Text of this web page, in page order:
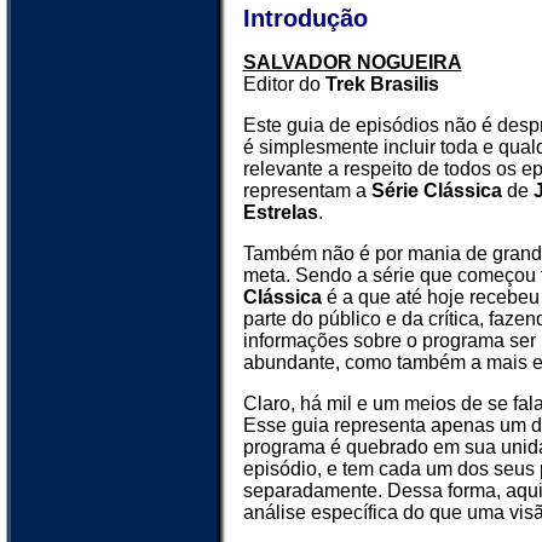
Introdução
SALVADOR NOGUEIRA
Editor doTrek Brasilis
Este guia de episódios não é
é simplesmente incluir toda e
relevante a respeito de todos os
representam a Série Clássicade
Estrelas.
Também não é por mania de
meta. Sendo a série que
Clássicaé a que até hoje
parte do público e da crítica,
informações sobre o programa ser
abundante, como também a mais
Claro, há mil e um meios de se
Esse guia representa apenas um
programa é quebrado em sua
episódio, e tem cada um dos
separadamente. Dessa forma,
análise específica do que uma